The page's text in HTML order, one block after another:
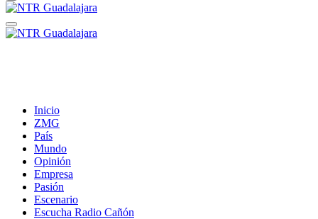
Inicio
ZMG
País
Mundo
Opinión
Empresa
Pasión
Escenario
Escucha Radio Cañón